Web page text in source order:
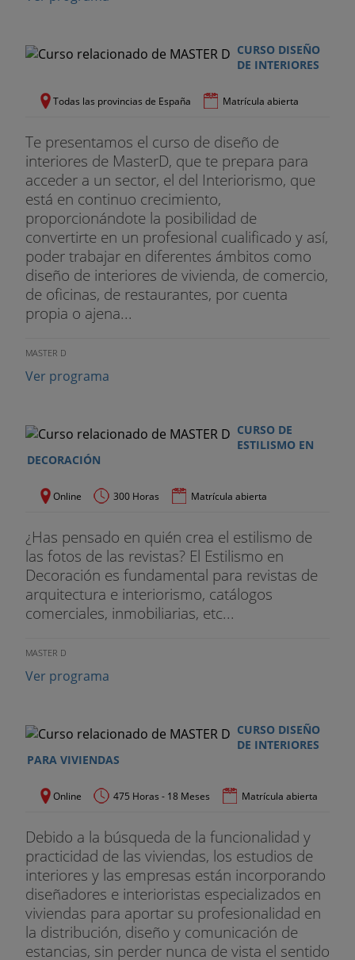
CURSO DISEÑO
DE INTERIORES
Todas las provincias de España Matrícula abierta
Te presentamos el curso de diseño de
interiores de MasterD, que te prepara para
acceder a un sector, el del Interiorismo, que
está en continuo crecimiento,
proporcionándote la posibilidad de
convertirte en un profesional cualificado y así,
poder trabajar en diferentes ámbitos como
diseño de interiores de vivienda, de comercio,
de oficinas, de restaurantes, por cuenta
propia o ajena...
MASTER D
Ver programa
CURSO DE
ESTILISMO EN
DECORACIÓN
Online 300 Horas Matrícula abierta
¿Has pensado en quién crea el estilismo de
las fotos de las revistas? El Estilismo en
Decoración es fundamental para revistas de
arquitectura e interiorismo, catálogos
comerciales, inmobiliarias, etc...
MASTER D
Ver programa
CURSO DISEÑO
DE INTERIORES
PARA VIVIENDAS
Online 475 Horas - 18 Meses Matrícula abierta
Debido a la búsqueda de la funcionalidad y
practicidad de las viviendas, los estudios de
interiores y las empresas están incorporando
diseñadores e interioristas especializados en
viviendas para aportar su profesionalidad en
la distribución, diseño y comunicación de
estancias, sin perder nunca de vista el sentido